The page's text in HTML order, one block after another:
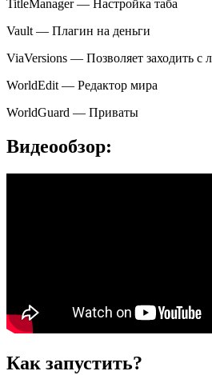
TitleManager — Настройка таба
Vault — Плагин на деньги
ViaVersions — Позволяет заходить с
WorldEdit — Редактор мира
WorldGuard — Приваты
Видеообзор:
Как запустить?